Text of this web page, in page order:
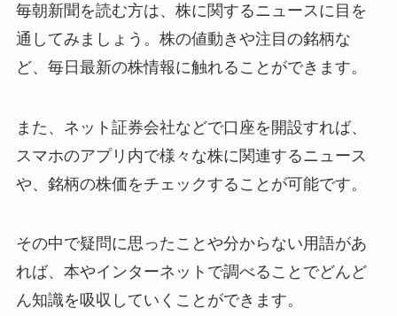
毎朝新聞を読む方は、株に関するニュースに目を
通してみましょう。株の値動きや注目の銘柄な
ど、毎日最新の株情報に触れることができます。
また、ネット証券会社などで口座を開設すれば、
スマホのアプリ内で様々な株に関連するニュース
や、銘柄の株価をチェックすることが可能です。
その中で疑問に思ったことや分からない用語があ
れば、本やインターネットで調べることでどんど
ん知識を吸収していくことができます。